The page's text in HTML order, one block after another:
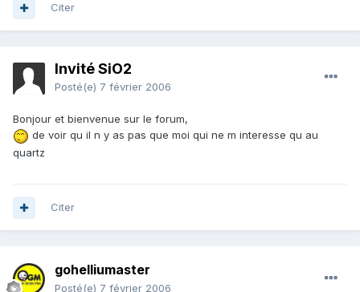
Citer
Invité SiO2
Posté(e) 7 février 2006
Bonjour et bienvenue sur le forum,
de voir qu il n y as pas que moi qui ne m interesse qu au
quartz
Citer
gohelliumaster
Posté(e) 7 février 2006